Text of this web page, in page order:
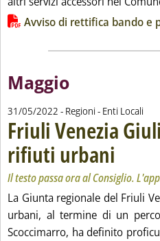
Lista allegati PDF alla
Avviso di rettifica bando e
Maggio
31/05/2022 - Regioni - Enti Locali
Friuli Venezia
rifiuti urbani
Il testo passa ora al Consiglio.
La Giunta regionale del Friuli
urbani, al termine di un
Scoccimarro, ha definito